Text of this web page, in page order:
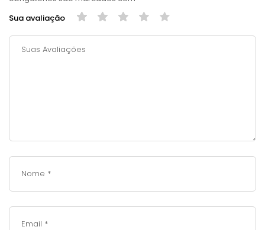
Sua avaliação